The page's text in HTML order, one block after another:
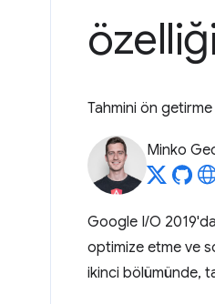
Tahmini ön getirme
Minko
Google I/O
optimize etme ve
ikinci bölümünde,